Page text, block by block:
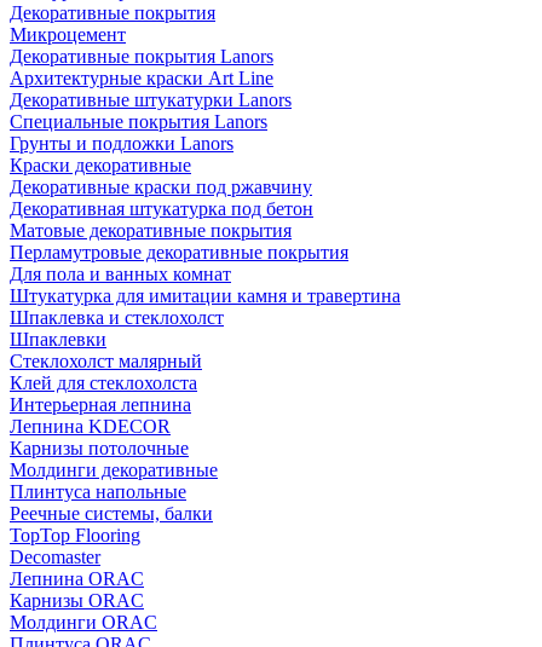
Декоративные покрытия
Микроцемент
Декоративные покрытия Lanors
Архитектурные краски Art Line
Декоративные штукатурки Lanors
Специальные покрытия Lanors
Грунты и подложки Lanors
Краски декоративные
Декоративные краски под ржавчину
Декоративная штукатурка под бетон
Матовые декоративные покрытия
Перламутровые декоративные покрытия
Для пола и ванных комнат
Штукатурка для имитации камня и травертина
Шпаклевка и стеклохолст
Шпаклевки
Стеклохолст малярный
Клей для стеклохолста
Интерьерная лепнина
Лепнина KDECOR
Карнизы потолочные
Молдинги декоративные
Плинтуса напольные
Реечные системы, балки
TopTop Flooring
Decomaster
Лепнина ORAC
Карнизы ORAC
Молдинги ORAC